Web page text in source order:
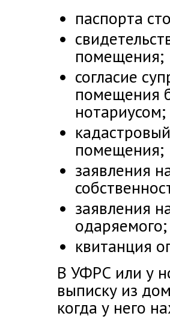
паспорта
помещения;
согласие
помещения
нотариусом;
помещения;
заявления
заявления
одаряемого;
квитанция
В УФРС или у
выписку из
когда у него